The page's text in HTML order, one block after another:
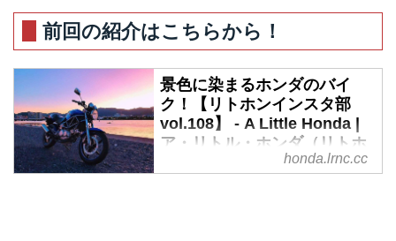
前回の紹介はこちらから！
景色に染まるホンダのバイ
ク！【リトホンインスタ部
vol.108】 - A Little Honda |
ア・リトル・ホンダ（リトホ
honda.lrnc.cc